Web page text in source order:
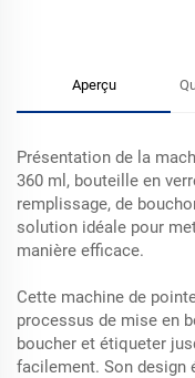
Aperçu
Présentation de la
360 ml, bouteille en
remplissage, de
solution idéale pour
manière efficace.
Cette machine de
processus de mise en
boucher et étiqueter
facilement. Son design